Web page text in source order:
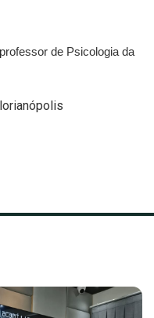
de Psicologia da